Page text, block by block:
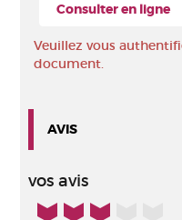
Consulter en ligne
Veuillez vous
document.
AVIS
vos avis
3/5